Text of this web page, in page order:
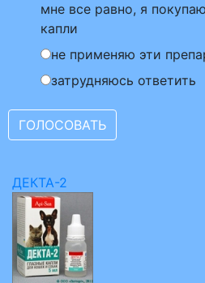
мне все равно, я
капли
не применяю эти
затрудняюсь ответить
ДЕКТА-2